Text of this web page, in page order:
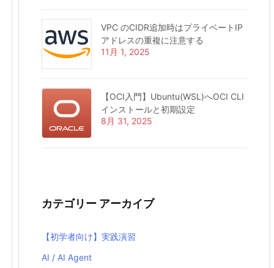
VPC のCIDR追加時はプライベートIP
アドレスの重複に注意する
11月 1, 2025
【OCI入門】Ubuntu(WSL)へOCI CLI
インストールと初期設定
8月 31, 2025
カテゴリー アーカイブ
【初学者向け】実践演習
AI / AI Agent